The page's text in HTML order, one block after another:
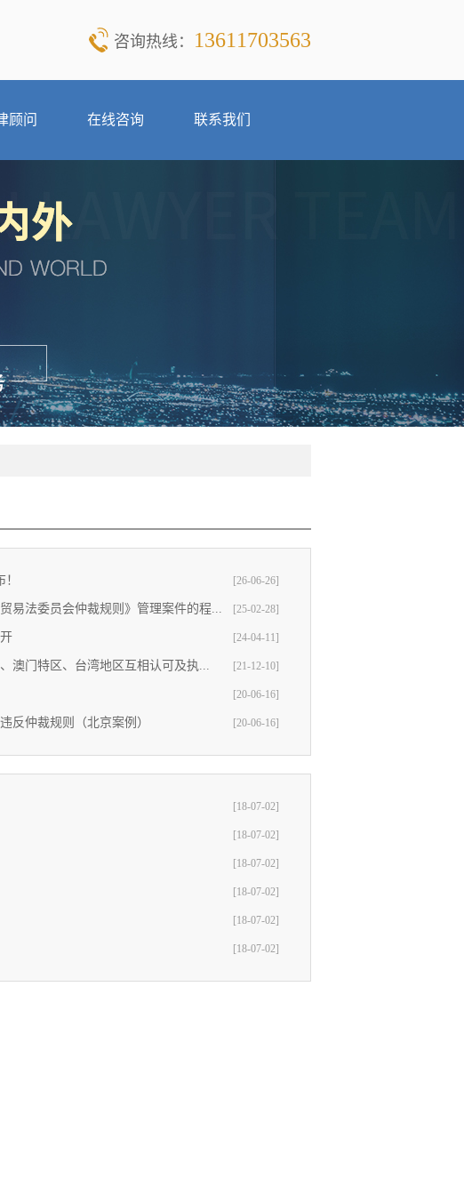
咨询热线： 13611703563
顾问 在线咨询 联系我们
[26-06-26]
易法委员会仲裁规则》管理案件的程... [25-02-28]
[24-04-11]
澳门特区、台湾地区互相认可及执... [21-12-10]
[20-06-16]
反仲裁规则（北京案例） [20-06-16]
[18-07-02]
[18-07-02]
[18-07-02]
[18-07-02]
[18-07-02]
[18-07-02]